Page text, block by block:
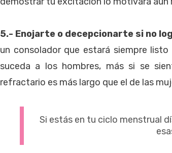
5.- Enojarte o decepcionarte si no
un consolador que estará siempre
suceda a los hombres, más si se
refractario es más largo que el de las
Si estás en tu ciclo menstrual